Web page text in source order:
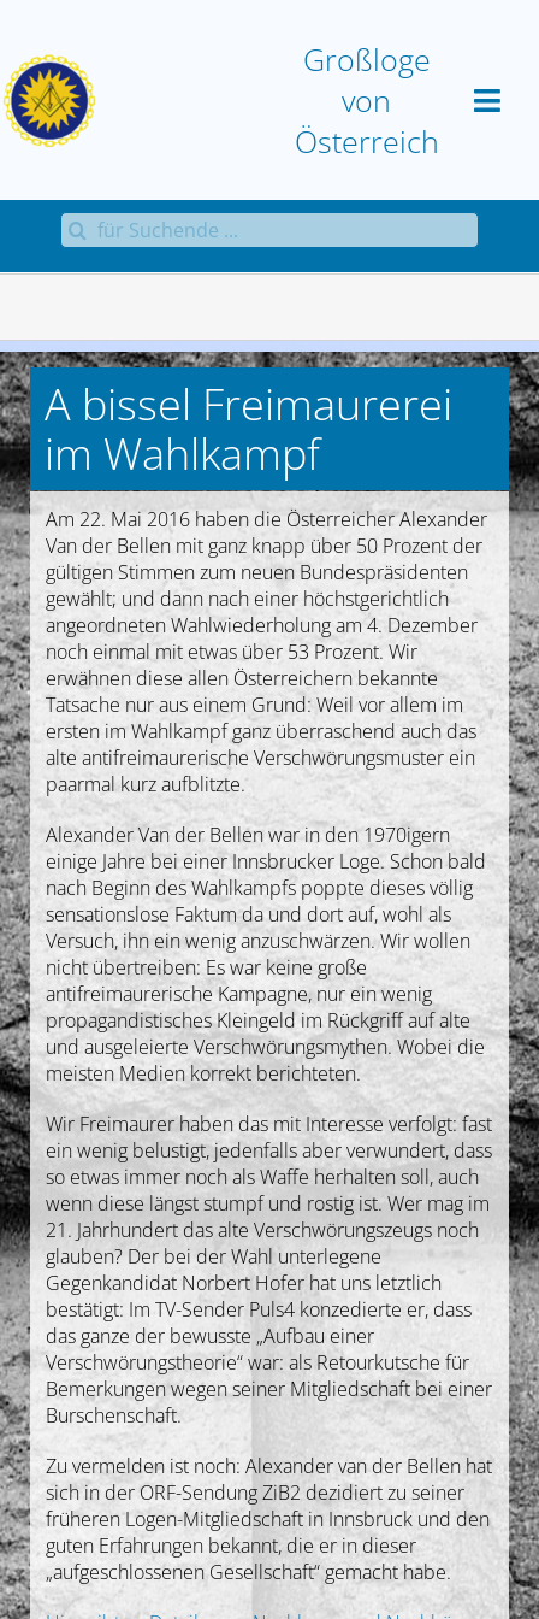
springen
Großloge
von
Österreich
Home
Aktuell
Sammlungen
Antworten
Gedanken
Deutsch
Suche
nach:
A bissel Freimaurerei
im Wahlkampf
Am 22. Mai 2016 haben die Österreicher Alexander
Van der Bellen mit ganz knapp über 50 Prozent der
gültigen Stimmen zum neuen Bundespräsidenten
gewählt; und dann nach einer höchstgerichtlich
angeordneten Wahlwiederholung am 4. Dezember
noch einmal mit etwas über 53 Prozent. Wir
erwähnen diese allen Österreichern bekannte
Tatsache nur aus einem Grund: Weil vor allem im
ersten im Wahlkampf ganz überraschend auch das
alte antifreimaurerische Verschwörungsmuster ein
paarmal kurz aufblitzte.
Alexander Van der Bellen war in den 1970igern
einige Jahre bei einer Innsbrucker Loge. Schon bald
nach Beginn des Wahlkampfs poppte dieses völlig
sensationslose Faktum da und dort auf, wohl als
Versuch, ihn ein wenig anzuschwärzen. Wir wollen
nicht übertreiben: Es war keine große
antifreimaurerische Kampagne, nur ein wenig
propagandistisches Kleingeld im Rückgriff auf alte
und ausgeleierte Verschwörungsmythen. Wobei die
meisten Medien korrekt berichteten.
Wir Freimaurer haben das mit Interesse verfolgt: fast
ein wenig belustigt, jedenfalls aber verwundert, dass
so etwas immer noch als Waffe herhalten soll, auch
wenn diese längst stumpf und rostig ist. Wer mag im
21. Jahrhundert das alte Verschwörungszeugs noch
glauben? Der bei der Wahl unterlegene
Gegenkandidat Norbert Hofer hat uns letztlich
bestätigt: Im TV-Sender Puls4 konzedierte er, dass
das ganze der bewusste „Aufbau einer
Verschwörungstheorie“ war: als Retourkutsche für
Bemerkungen wegen seiner Mitgliedschaft bei einer
Burschenschaft.
Zu vermelden ist noch: Alexander van der Bellen hat
sich in der ORF-Sendung ZiB2 dezidiert zu seiner
früheren Logen-Mitgliedschaft in Innsbruck und den
guten Erfahrungen bekannt, die er in dieser
„aufgeschlossenen Gesellschaft“ gemacht habe.